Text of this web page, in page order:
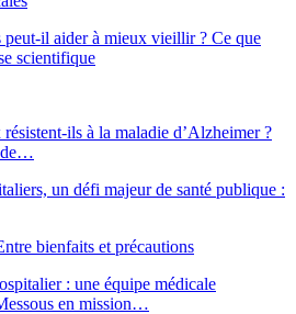
peut-il aider à mieux vieillir ? Ce que
scientifique
ils à la maladie d’Alzheimer ?
de…
un défi majeur de santé publique :
bienfaits et précautions
: une équipe médicale
en mission…